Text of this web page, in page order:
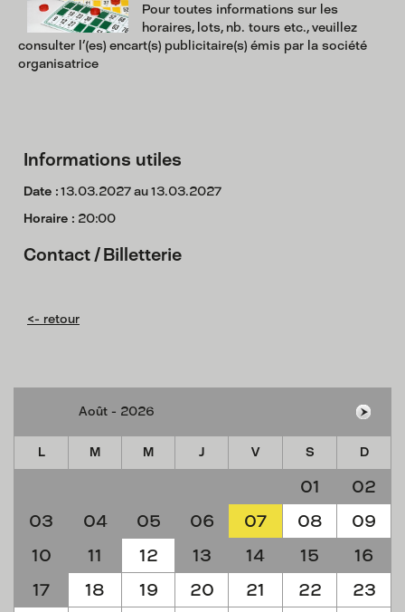
Pour toutes informations sur les
horaires, lots, nb. tours etc., veuillez
consulter l'(es) encart(s) publicitaire(s) émis par la société
organisatrice
Informations utiles
Date :13.03.2027 au 13.03.2027
Horaire : 20:00
Contact / Billetterie
<- retour
L M M J V S D
01
02
03
04 05 06 07 08
09
10
11 12 13 14 15
16
17
18 19 20 21 22
23